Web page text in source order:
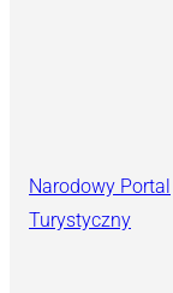
Narodowy Portal
Turystyczny